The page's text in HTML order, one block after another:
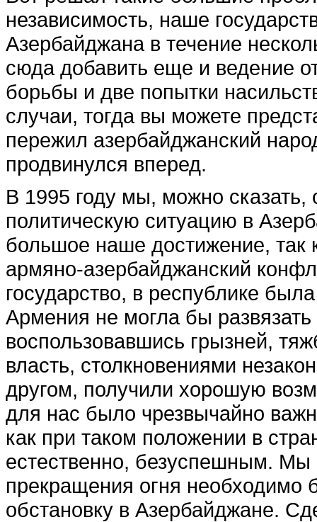
независимость, наше
Азербайджана в течение
сюда добавить еще и ведение
борьбы и две попытки
случаи, тогда вы можете
пережил азербайджанский
продвинулся вперед.
В 1995 году мы, можно сказать,
политическую ситуацию в
большое наше достижение, так
армяно-азербайджанский
государство, в республике
Армения не могла бы
воспользовавшись грызней,
власть, столкновениями
другом, получили хорошую
для нас было чрезвычайно
как при таком положении в
естественно, безуспешным. Мы
прекращения огня необходимо
обстановку в Азербайджане.